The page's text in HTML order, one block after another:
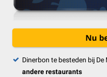
Nu
Dinerbon te besteden bij
andere restaurants